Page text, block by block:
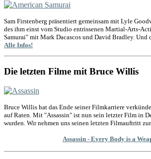
Sam Firstenberg präsentiert gemeinsam mit Lyle
des ihm einst vom Studio entrissenen Martial-Arts-
Samurai" mit Mark Dacascos und David Bradley. Und
Alle Infos!
Die letzten Filme mit Bruce Willis
Bruce Willis hat das Ende seiner Filmkarriere
auf Raten. Mit "Assassin" ist nun sein letzter Film in
wurden. Wir nehmen uns seinen letzten Filmauftritt
Assassin - Every Body is a